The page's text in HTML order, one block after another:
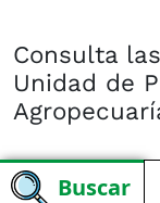
Consulta
Unidad de
Buscar